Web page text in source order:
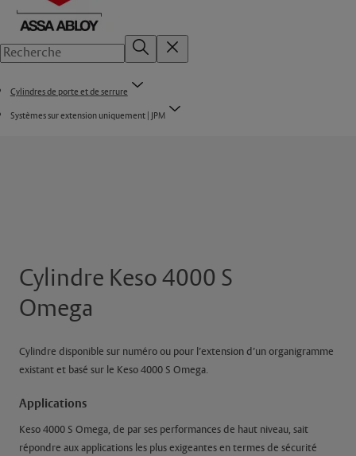
Cylindres de porte et de serrure
Systèmes sur extension uniquement | JPM
Cylindre Keso 4000 S
Omega
Cylindre disponible sur numéro ou pour l’extension d’un organigramme
existant et basé sur le Keso 4000 S Omega.
Applications
Keso 4000 S Omega, de par ses performances de haut niveau, sait
répondre aux applications les plus exigeantes en termes de sécurité